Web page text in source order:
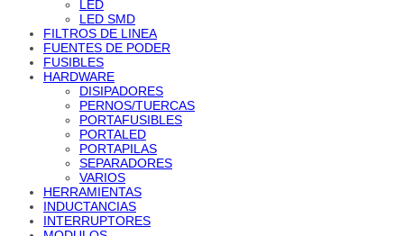
LED
LED SMD
FILTROS DE LINEA
FUENTES DE PODER
FUSIBLES
HARDWARE
DISIPADORES
PERNOS/TUERCAS
PORTAFUSIBLES
PORTALED
PORTAPILAS
SEPARADORES
VARIOS
HERRAMIENTAS
INDUCTANCIAS
INTERRUPTORES